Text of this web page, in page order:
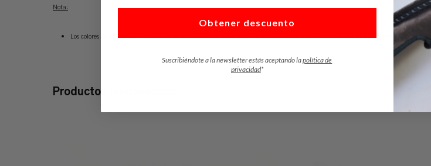
Nota:
Los colores reales pueden sufrir variaciones de tonalidad respecto a la foto en función de los ajustes de brillo y contraste del monitor.
Productos relacionados
Obtener descuento
Suscribiéndote a la newsletter estás aceptando lapolítica de
privacidad*